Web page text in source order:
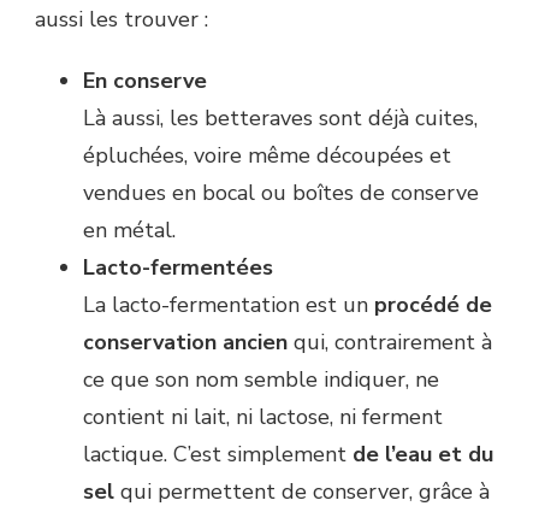
aussi les trouver :
En conserve
Là aussi, les betteraves sont déjà cuites,
épluchées, voire même découpées et
vendues en bocal ou boîtes de conserve
en métal.
Lacto-fermentées
La lacto-fermentation est un procédé de
conservation ancien qui, contrairement à
ce que son nom semble indiquer, ne
contient ni lait, ni lactose, ni ferment
lactique. C’est simplement de l’eau et du
sel qui permettent de conserver, grâce à